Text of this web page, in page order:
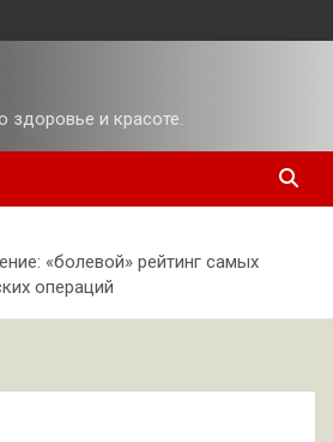
здоровье и красоте.
«болевой» рейтинг самых
операций